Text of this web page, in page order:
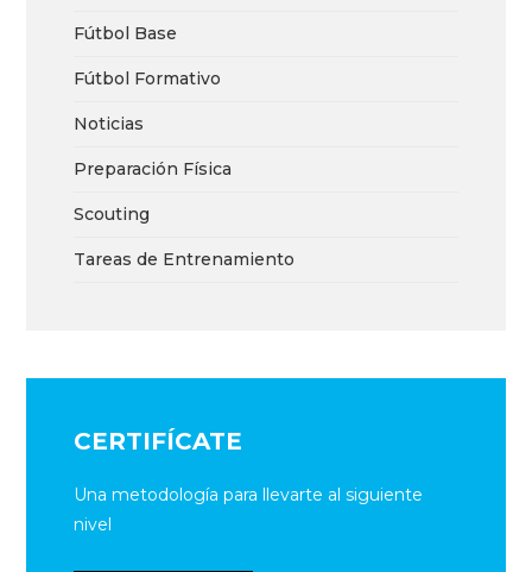
Fútbol Base
Fútbol Formativo
Noticias
Preparación Física
Scouting
Tareas de Entrenamiento
CERTIFÍCATE
Una metodología para llevarte al siguiente
nivel